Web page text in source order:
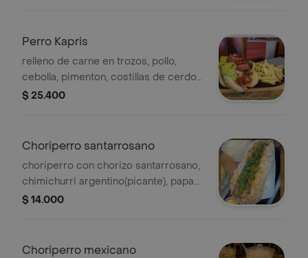
Perro Kapris
relleno de carne en trozos, pollo,
cebolla, pimenton, costillas de cerdo,
guacamole y pico de gallo, porcion de
$ 25.400
Choriperro santarrosano
choriperro con chorizo santarrosano,
chimichurri argentino(picante), papa
cabello angel, con gaseosa 250ml
$ 14.000
Choriperro mexicano